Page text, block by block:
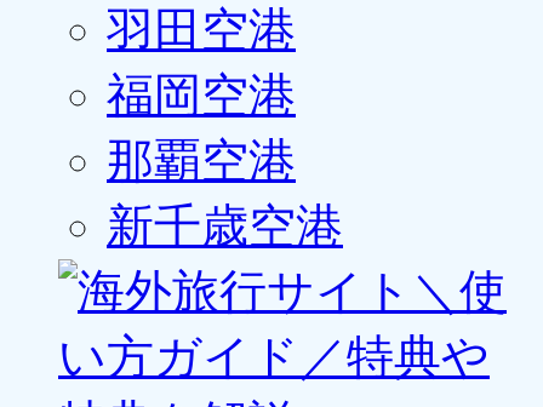
羽田空港
福岡空港
那覇空港
新千歳空港